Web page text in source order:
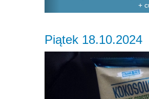
+
Piątek 18.10.2024
Previous